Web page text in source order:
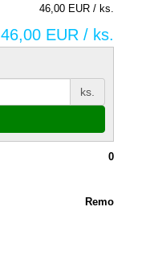
46,00 EUR / ks.
46,00 EUR / ks.
ks.
0
Remo